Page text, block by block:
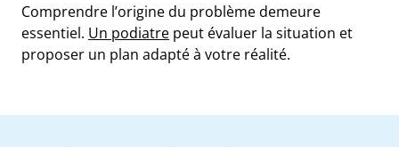
Comprendre l’origine du problème demeure
essentiel. Un podiatre peut évaluer la situation et
proposer un plan adapté à votre réalité.